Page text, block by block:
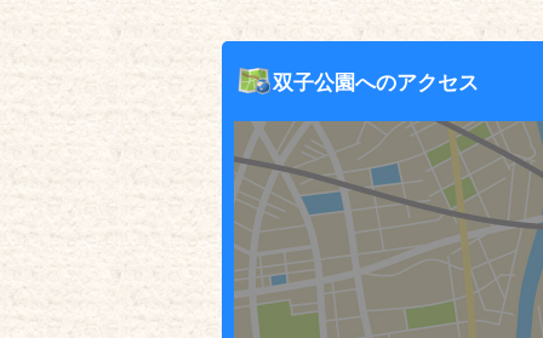
双子公園へのアクセス